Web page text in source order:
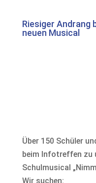
Riesiger
neuen Musical
Über 150 Schüler
beim Infotreffen zu
Schulmusical
Wir suchen: